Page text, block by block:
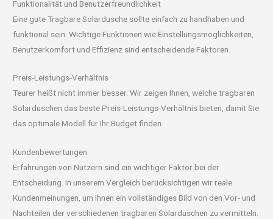
Funktionalität und Benutzerfreundlichkeit
Eine gute Tragbare Solardusche sollte einfach zu handhaben und
funktional sein. Wichtige Funktionen wie Einstellungsmöglichkeiten,
Benutzerkomfort und Effizienz sind entscheidende Faktoren.
Preis-Leistungs-Verhältnis
Teurer heißt nicht immer besser. Wir zeigen Ihnen, welche tragbaren
Solarduschen das beste Preis-Leistungs-Verhältnis bieten, damit Sie
das optimale Modell für Ihr Budget finden.
Kundenbewertungen
Erfahrungen von Nutzern sind ein wichtiger Faktor bei der
Entscheidung. In unserem Vergleich berücksichtigen wir reale
Kundenmeinungen, um Ihnen ein vollständiges Bild von den Vor- und
Nachteilen der verschiedenen tragbaren Solarduschen zu vermitteln.